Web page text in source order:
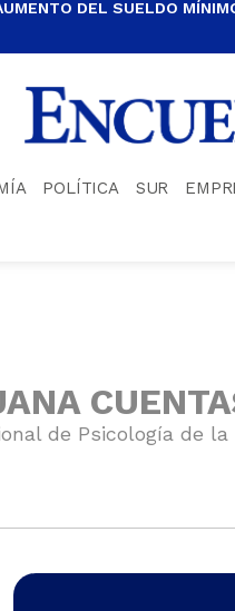
DEL SUELDO
POLÍTICA SUR
de Psicología de